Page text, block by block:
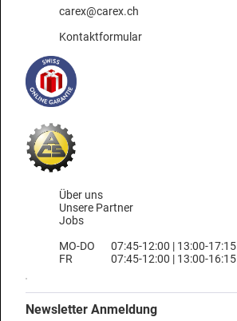
carex@carex.ch
Kontaktformular
Über uns
Unsere Partner
Jobs
MO-DO
FR
07:45-12:00 | 13:00-17:15
07:45-12:00 | 13:00-16:15
Newsletter Anmeldung